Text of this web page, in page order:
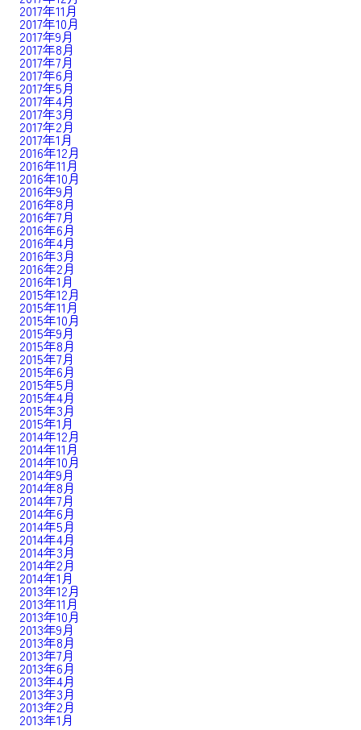
2017年11月
2017年10月
2017年9月
2017年8月
2017年7月
2017年6月
2017年5月
2017年4月
2017年3月
2017年2月
2017年1月
2016年12月
2016年11月
2016年10月
2016年9月
2016年8月
2016年7月
2016年6月
2016年4月
2016年3月
2016年2月
2016年1月
2015年12月
2015年11月
2015年10月
2015年9月
2015年8月
2015年7月
2015年6月
2015年5月
2015年4月
2015年3月
2015年1月
2014年12月
2014年11月
2014年10月
2014年9月
2014年8月
2014年7月
2014年6月
2014年5月
2014年4月
2014年3月
2014年2月
2014年1月
2013年12月
2013年11月
2013年10月
2013年9月
2013年8月
2013年7月
2013年6月
2013年4月
2013年3月
2013年2月
2013年1月